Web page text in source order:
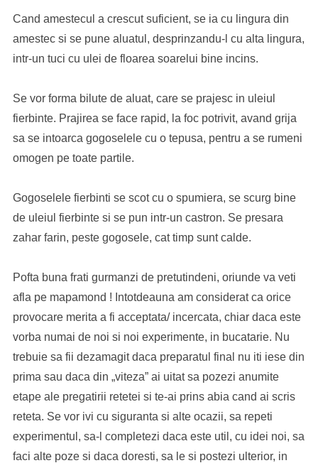
Cand amestecul a crescut suficient, se ia cu lingura din
amestec si se pune aluatul, desprinzandu-l cu alta lingura,
intr-un tuci cu ulei de floarea soarelui bine incins.
Se vor forma bilute de aluat, care se prajesc in uleiul
fierbinte. Prajirea se face rapid, la foc potrivit, avand grija
sa se intoarca gogoselele cu o tepusa, pentru a se rumeni
omogen pe toate partile.
Gogoselele fierbinti se scot cu o spumiera, se scurg bine
de uleiul fierbinte si se pun intr-un castron. Se presara
zahar farin, peste gogosele, cat timp sunt calde.
Pofta buna frati gurmanzi de pretutindeni, oriunde va veti
afla pe mapamond ! Intotdeauna am considerat ca orice
provocare merita a fi acceptata/ incercata, chiar daca este
vorba numai de noi si noi experimente, in bucatarie. Nu
trebuie sa fii dezamagit daca preparatul final nu iti iese din
prima sau daca din „viteza” ai uitat sa pozezi anumite
etape ale pregatirii retetei si te-ai prins abia cand ai scris
reteta. Se vor ivi cu siguranta si alte ocazii, sa repeti
experimentul, sa-l completezi daca este util, cu idei noi, sa
faci alte poze si daca doresti, sa le si postezi ulterior, in